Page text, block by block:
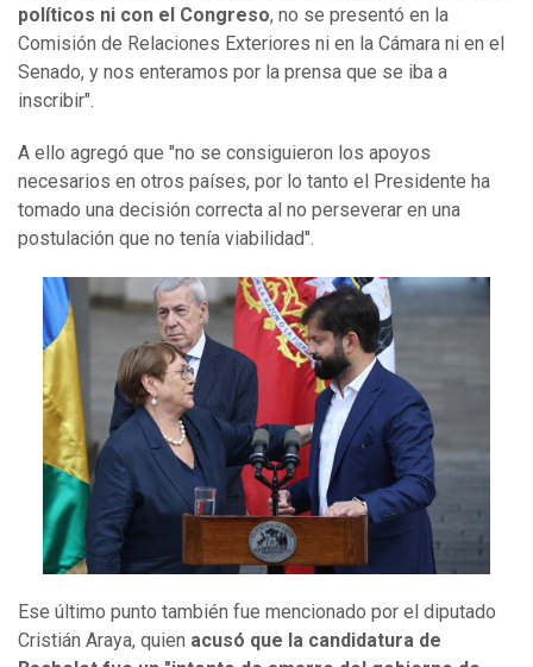
políticos ni con el Congreso, no se presentó en la
Comisión de Relaciones Exteriores ni en la Cámara ni en el
Senado, y nos enteramos por la prensa que se iba a
inscribir".
A ello agregó que "no se consiguieron los apoyos
necesarios en otros países, por lo tanto el Presidente ha
tomado una decisión correcta al no perseverar en una
postulación que no tenía viabilidad".
Ese último punto también fue mencionado por el diputado
Cristián Araya, quien acusó que la candidatura de